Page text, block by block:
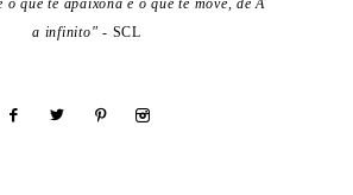
o que te apaixona e o que te move, de A
a infinito"- SCL